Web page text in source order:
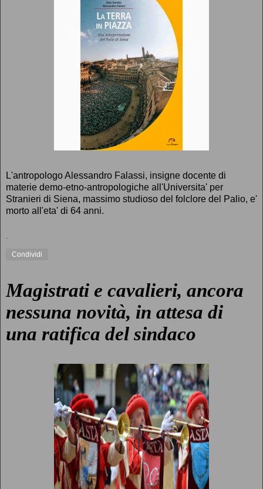
L'antropologo Alessandro Falassi, insigne docente di
materie demo-etno-antropologiche all'Universita' per
Stranieri di Siena, massimo studioso del folclore del Palio, e'
morto all'eta' di 64 anni.
.
Condividi
Magistrati e cavalieri, ancora
nessuna novità, in attesa di
una ratifica del sindaco